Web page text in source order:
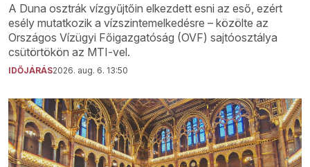
A Duna osztrák vízgyűjtőin elkezdett esni az eső, ezért
esély mutatkozik a vízszintemelkedésre – közölte az
Országos Vízügyi Főigazgatóság (OVF) sajtóosztálya
csütörtökön az MTI-vel.
IDŐJÁRÁS2026. aug. 6. 13:50